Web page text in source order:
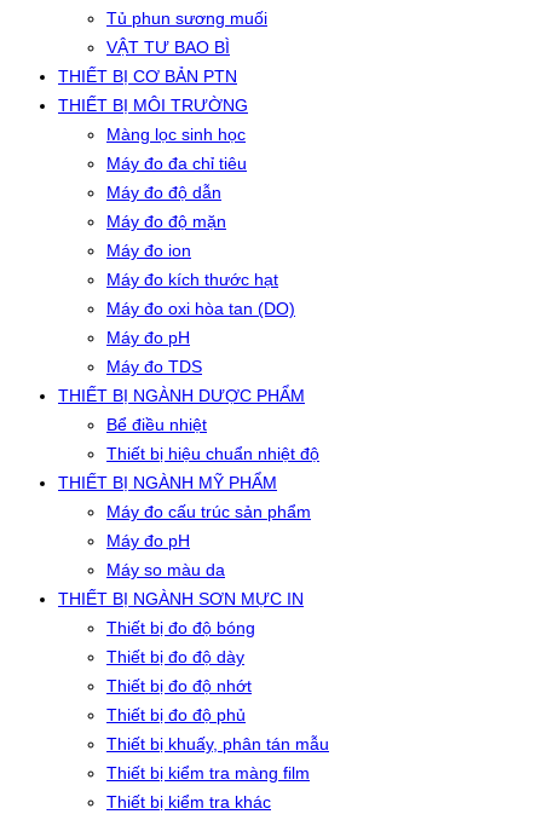
Tủ phun sương muối
VẬT TƯ BAO BÌ
THIẾT BỊ CƠ BẢN PTN
THIẾT BỊ MÔI TRƯỜNG
Màng lọc sinh học
Máy đo đa chỉ tiêu
Máy đo độ dẫn
Máy đo độ mặn
Máy đo ion
Máy đo kích thước hạt
Máy đo oxi hòa tan (DO)
Máy đo pH
Máy đo TDS
THIẾT BỊ NGÀNH DƯỢC PHẨM
Bể điều nhiệt
Thiết bị hiệu chuẩn nhiệt độ
THIẾT BỊ NGÀNH MỸ PHẨM
Máy đo cấu trúc sản phẩm
Máy đo pH
Máy so màu da
THIẾT BỊ NGÀNH SƠN MỰC IN
Thiết bị đo độ bóng
Thiết bị đo độ dày
Thiết bị đo độ nhớt
Thiết bị đo độ phủ
Thiết bị khuấy, phân tán mẫu
Thiết bị kiểm tra màng film
Thiết bị kiểm tra khác